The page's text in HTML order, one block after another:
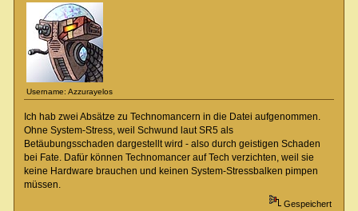
Username: Azzurayelos
Ich hab zwei Absätze zu Technomancern in die Datei aufgenommen.
Ohne System-Stress, weil Schwund laut SR5 als
Betäubungsschaden dargestellt wird - also durch geistigen Schaden
bei Fate. Dafür können Technomancer auf Tech verzichten, weil sie
keine Hardware brauchen und keinen System-Stressbalken pimpen
müssen.
Gespeichert